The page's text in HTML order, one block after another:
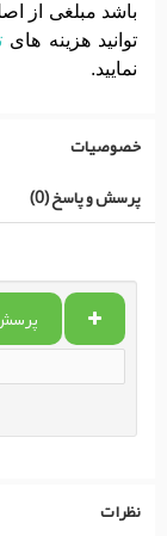
باشد مبلغی از
توانید هزینه های
نمایید.
خصوصیات
پرسش و پاسخ (0)
نظرات